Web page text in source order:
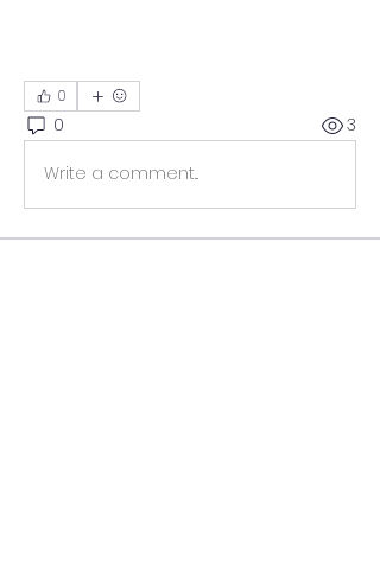
0
0 3
Write a comment...